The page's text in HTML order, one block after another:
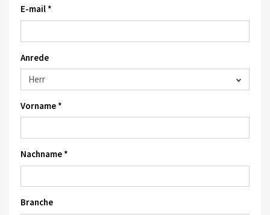
E-mail *
Anrede
Vorname *
Nachname *
Branche